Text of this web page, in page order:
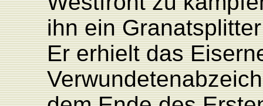
ihn ein
Er erhielt das